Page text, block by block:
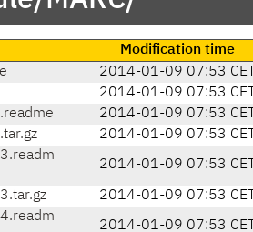
Modification time
2014-01-09 07:53 CET
2014-01-09 07:53 CET
2014-01-09 07:53 CET
2014-01-09 07:53 CET
2014-01-09 07:53 CET
2014-01-09 07:53 CET
2014-01-09 07:53 CET